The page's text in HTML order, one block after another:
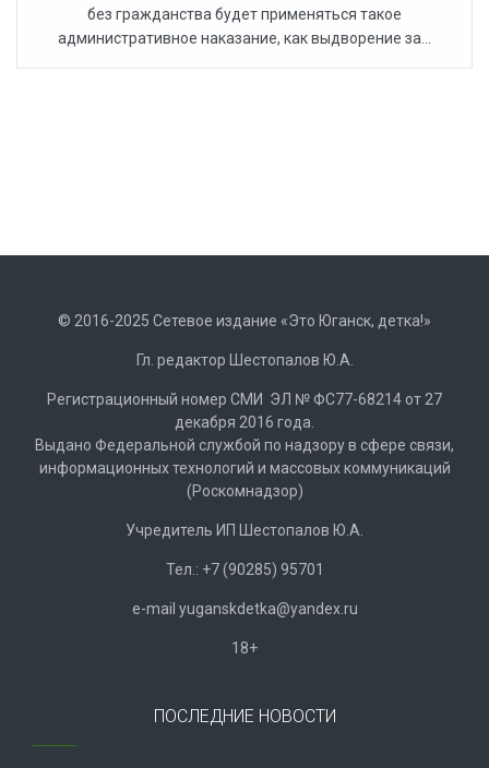
без гражданства будет применяться такое
административное наказание, как выдворение за...
© 2016-2025 Сетевое издание «Это Юганск, детка!»
Гл. редактор Шестопалов Ю.А.
Регистрационный номер СМИ ЭЛ № ФС77-68214 от 27
декабря 2016 года.
Выдано Федеральной службой по надзору в сфере связи,
информационных технологий и массовых коммуникаций
(Роскомнадзор)
Учредитель ИП Шестопалов Ю.А.
Тел.: +7 (90285) 95701
e-mail yuganskdetka@yandex.ru
18+
ПОСЛЕДНИЕ НОВОСТИ